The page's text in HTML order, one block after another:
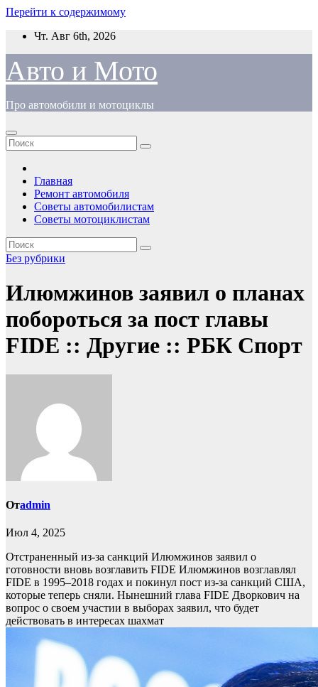
Перейти к содержимому
Чт. Авг 6th, 2026
Авто и Мото
Про автомобили и мотоциклы
Главная
Ремонт автомобиля
Советы автомобилистам
Советы мотоциклистам
Без рубрики
Илюмжинов заявил о планах
побороться за пост главы
FIDE :: Другие :: РБК Спорт
Отadmin
Июл 4, 2025
Отстраненный из-за санкций Илюмжинов заявил о
готовности вновь возглавить FIDE Илюмжинов возглавлял
FIDE в 1995–2018 годах и покинул пост из-за санкций США,
которые теперь сняли. Нынешний глава FIDE Дворкович на
вопрос о своем участии в выборах заявил, что будет
действовать в интересах шахмат